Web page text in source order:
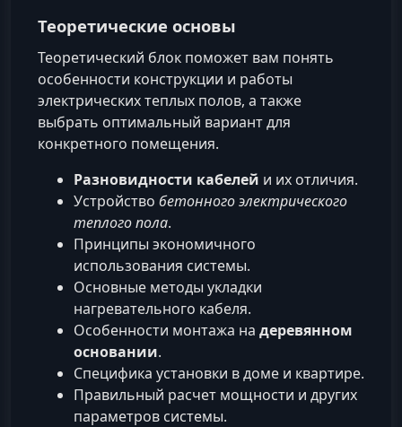
Теоретические основы
Теоретический блок поможет вам понять
особенности конструкции и работы
электрических теплых полов, а также
выбрать оптимальный вариант для
конкретного помещения.
Разновидности кабелей и их отличия.
Устройство бетонного электрического
теплого пола.
Принципы экономичного
использования системы.
Основные методы укладки
нагревательного кабеля.
Особенности монтажа на деревянном
основании.
Специфика установки в доме и квартире.
Правильный расчет мощности и других
параметров системы.